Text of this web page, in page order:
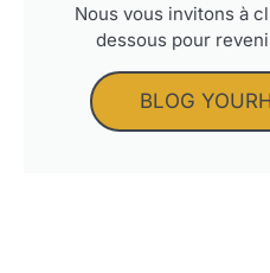
Nous vous invitons à
dessous pour
BLOG